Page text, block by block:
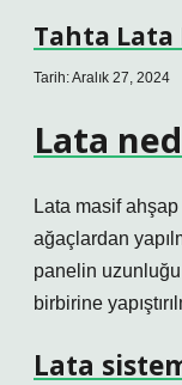
Tahta Lata
Tarih: Aralık 27, 2024
Lata
Lata masif
ağaçlardan
panelin
birbirine
Lata